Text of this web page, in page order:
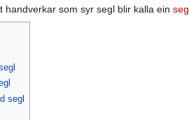
som syr segl blir kalla ein
segl